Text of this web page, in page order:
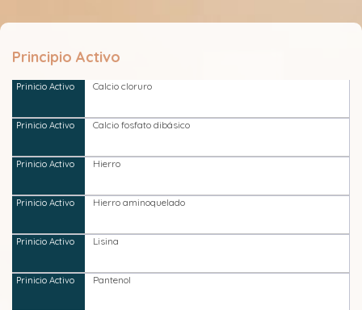
Principio Activo
Calcio cloruro
Calcio fosfato dibásico
Hierro
Hierro aminoquelado
Lisina
Pantenol